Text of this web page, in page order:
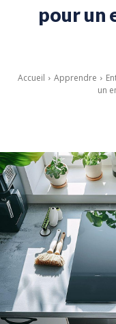
pour un
Accueil Apprendre
un